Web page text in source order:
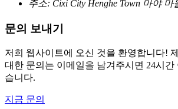
주소: Cixi City Henghe Town 마야 마
문의 보내기
저희 웹사이트에 오신 것을 환영합니다!
대한 문의는 이메일을 남겨주시면 24시간
습니다.
지금 문의